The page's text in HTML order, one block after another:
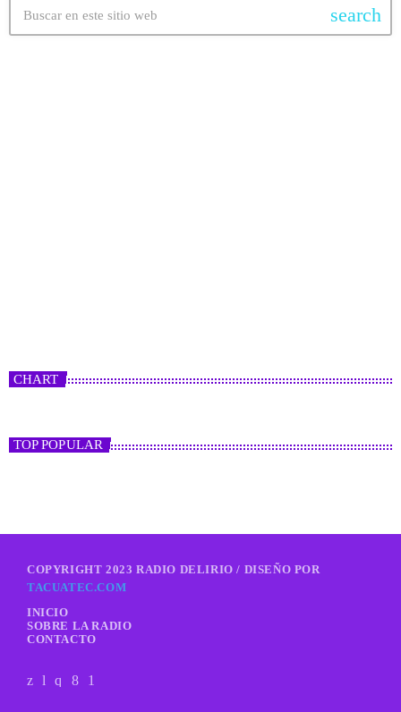
search
CHART
TOP POPULAR
COPYRIGHT 2023 RADIO DELIRIO / DISEÑO POR
TACUATEC.COM
INICIO
SOBRE LA RADIO
CONTACTO